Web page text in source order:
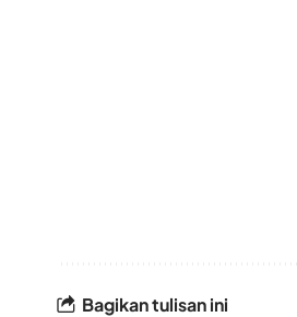
Bagikan tulisan ini